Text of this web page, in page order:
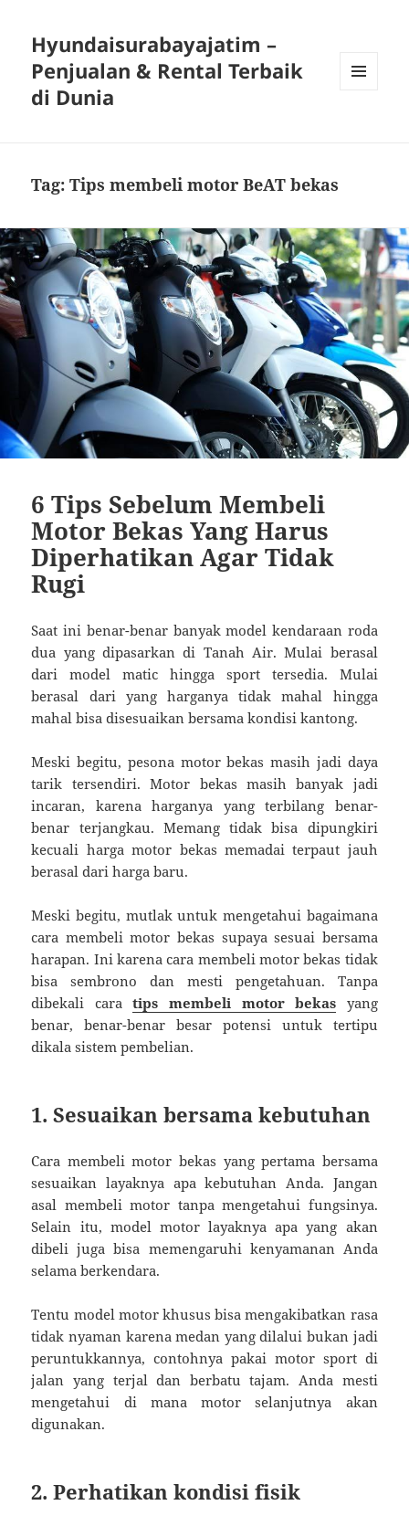
Hyundaisurabayajatim –
Penjualan & Rental Terbaik
di Dunia
Tag:Tips membeli motor BeAT bekas
6 Tips Sebelum Membeli
Motor Bekas Yang Harus
Diperhatikan Agar Tidak
Rugi
Saat ini benar-benar banyak model kendaraan roda
dua yang dipasarkan di Tanah Air. Mulai berasal
dari model matic hingga sport tersedia. Mulai
berasal dari yang harganya tidak mahal hingga
mahal bisa disesuaikan bersama kondisi kantong.
Meski begitu, pesona motor bekas masih jadi daya
tarik tersendiri. Motor bekas masih banyak jadi
incaran, karena harganya yang terbilang benar-
benar terjangkau. Memang tidak bisa dipungkiri
kecuali harga motor bekas memadai terpaut jauh
berasal dari harga baru.
Meski begitu, mutlak untuk mengetahui bagaimana
cara membeli motor bekas supaya sesuai bersama
harapan. Ini karena cara membeli motor bekas tidak
bisa sembrono dan mesti pengetahuan. Tanpa
dibekali caratips membeli motor bekas yang
benar, benar-benar besar potensi untuk tertipu
dikala sistem pembelian.
1. Sesuaikan bersama kebutuhan
Cara membeli motor bekas yang pertama bersama
sesuaikan layaknya apa kebutuhan Anda. Jangan
asal membeli motor tanpa mengetahui fungsinya.
Selain itu, model motor layaknya apa yang akan
dibeli juga bisa memengaruhi kenyamanan Anda
selama berkendara.
Tentu model motor khusus bisa mengakibatkan rasa
tidak nyaman karena medan yang dilalui bukan jadi
peruntukkannya, contohnya pakai motor sport di
jalan yang terjal dan berbatu tajam. Anda mesti
mengetahui di mana motor selanjutnya akan
digunakan.
2. Perhatikan kondisi fisik